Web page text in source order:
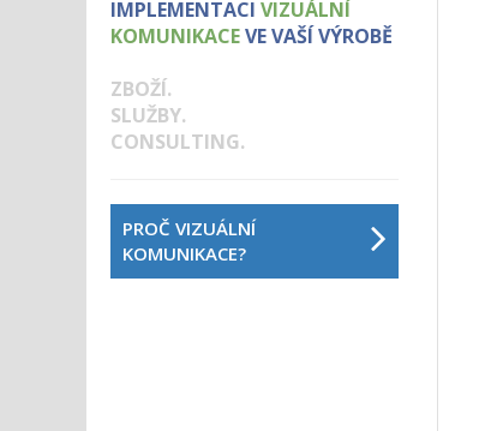
IMPLEMENTACI VIZUÁLNÍ
KOMUNIKACEVE VAŠÍ VÝROBĚ
ZBOŽÍ.
SLUŽBY.
CONSULTING.
PROČ VIZUÁLNÍ
KOMUNIKACE?